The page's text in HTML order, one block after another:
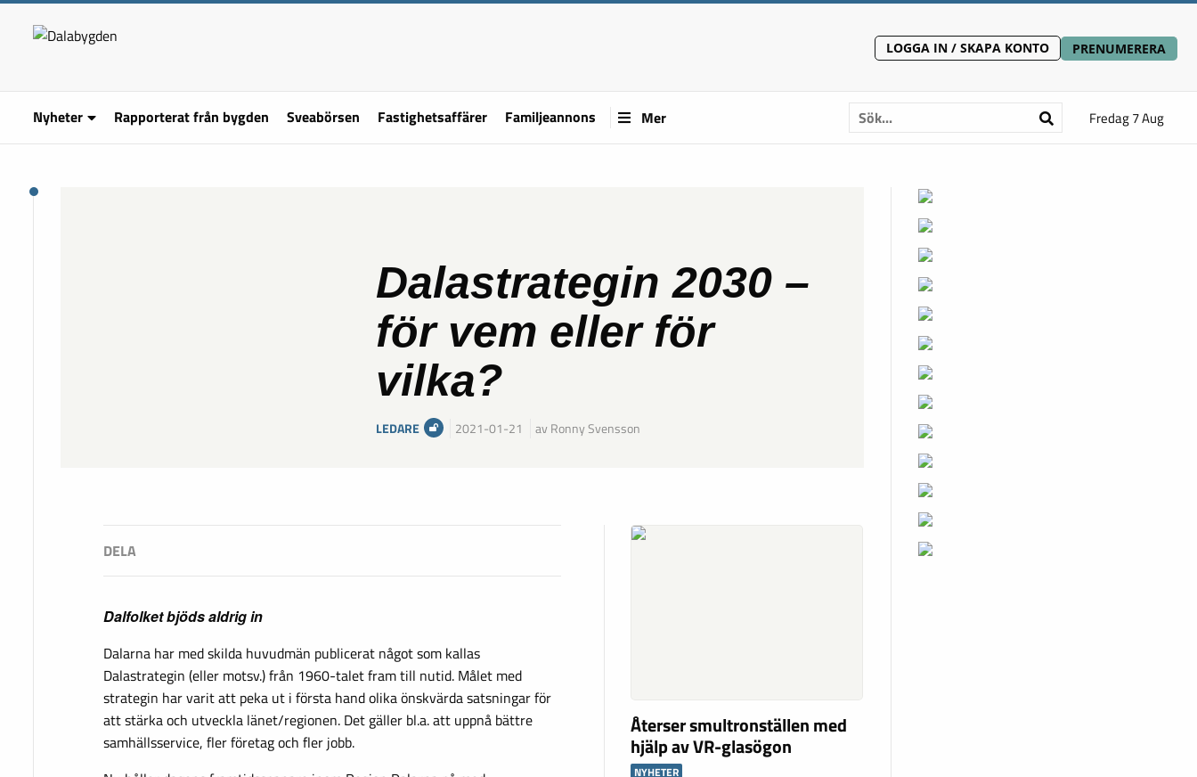
LOGGA IN / SKAPA KONTO PRENUMERERA
Nyheter Rapporterat från bygden Sveabörsen Fastighetsaffärer Familjeannons Mer Fredag 7 Aug
Dalastrategin 2030 –
för vem eller för
vilka?
LEDARE 2021-01-21 av Ronny Svensson
Dalfolket bjöds aldrig in
Dalarna har med skilda huvudmän publicerat något som kallas
Dalastrategin (eller motsv.) från 1960-talet fram till nutid. Målet med
strategin har varit att peka ut i första hand olika önskvärda satsningar för
att stärka och utveckla länet/regionen. Det gäller bl.a. att uppnå bättre
samhällsservice, fler företag och fler jobb.
Återser smultronställen med
hjälp av VR-glasögon
NYHETER